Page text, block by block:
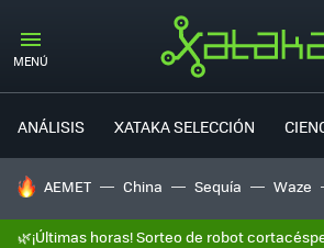
MENÚ
ANÁLISIS XATAKA SELECCIÓN
HOY SE HABLA DE
AEMET China Sequía Waze
🌿¡Últimas horas! Sorteo de robot